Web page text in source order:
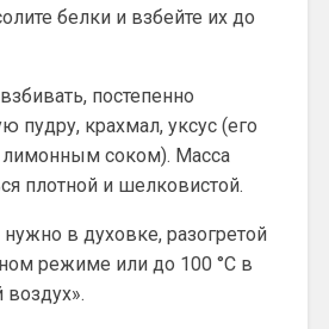
белки и взбейте их до
постепенно
пудру, крахмал, уксус (его
соком). Масса
плотной и шелковистой.
в духовке, разогретой
режиме или до 100 °С в